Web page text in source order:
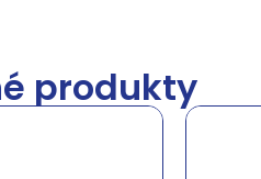
produkty